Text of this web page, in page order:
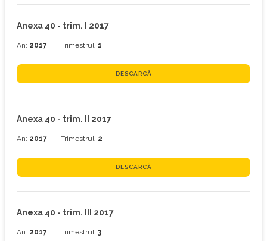
Anexa 40 - trim. I 2017
An: 2017 Trimestrul: 1
DESCARCĂ
Anexa 40 - trim. II 2017
An: 2017 Trimestrul: 2
DESCARCĂ
Anexa 40 - trim. III 2017
An: 2017 Trimestrul: 3